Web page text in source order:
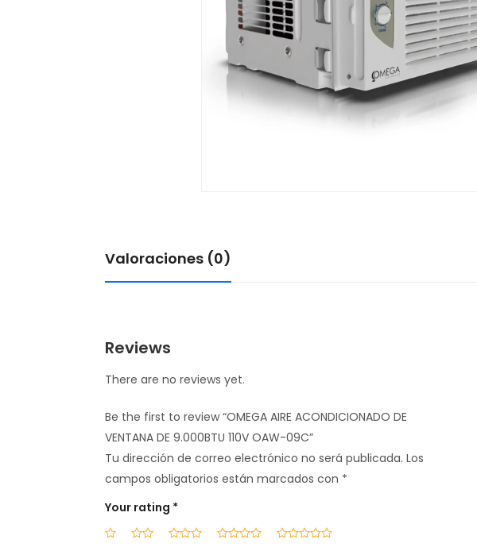
Valoraciones (0)
Reviews
There are no reviews yet.
Be the first to review “OMEGA AIRE ACONDICIONADO DE
VENTANA DE 9.000BTU 110V OAW-09C”
Tu dirección de correo electrónico no será publicada. Los
campos obligatorios están marcados con *
Your rating *